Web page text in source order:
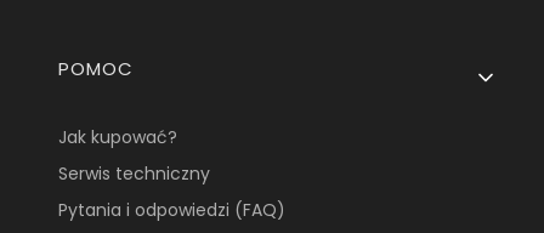
Linki w stopce
POMOC
Jak kupować?
Serwis techniczny
Pytania i odpowiedzi (FAQ)